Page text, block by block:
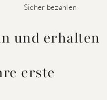
Sicher bezahlen
und erhalten
erste